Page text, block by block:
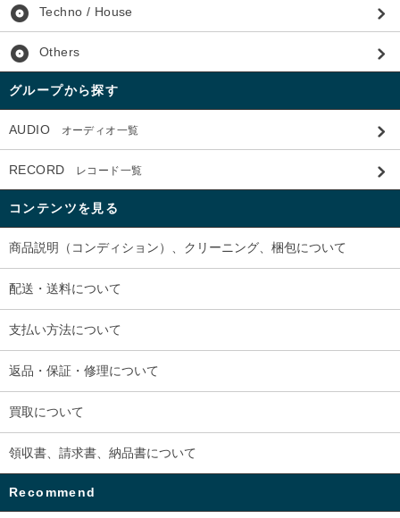
album Techno / House
album Others
グループから探す
AUDIO オーディオ一覧
RECORD レコード一覧
コンテンツを見る
商品説明（コンディション）、クリーニング、梱包について
配送・送料について
支払い方法について
返品・保証・修理について
買取について
領収書、請求書、納品書について
Recommend